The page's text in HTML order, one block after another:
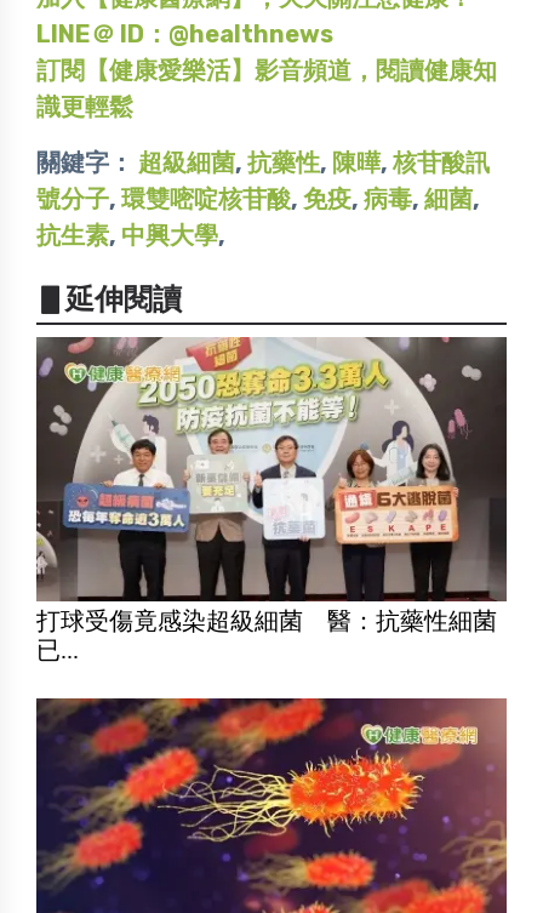
LINE＠ ID：@healthnews
訂閱【健康愛樂活】影音頻道，閱讀健康知
識更輕鬆
關鍵字： 超級細菌, 抗藥性, 陳曄, 核苷酸訊
號分子, 環雙嘧啶核苷酸, 免疫, 病毒, 細菌,
抗生素, 中興大學,
▋延伸閱讀
打球受傷竟感染超級細菌 醫：抗藥性細菌
已...